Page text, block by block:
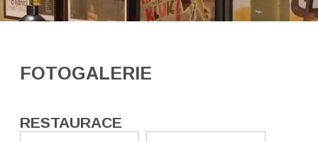
FOTOGALERIE
RESTAURACE